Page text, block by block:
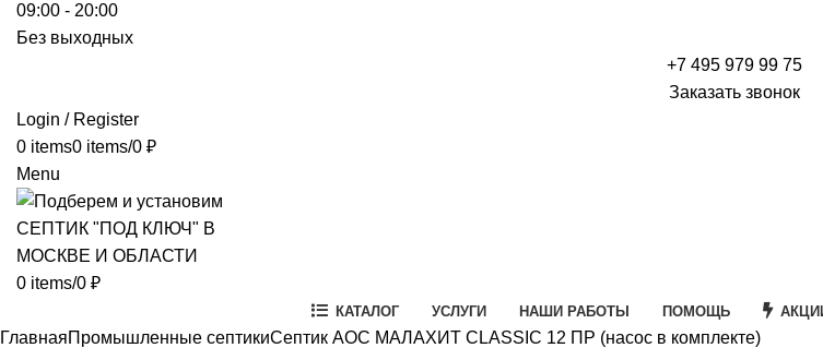
09:00 - 20:00
Без выходных
+7 495 979 99 75
Заказать звонок
Login / Register
0 items0 items/0 ₽
Menu
0 items/0 ₽
КАТАЛОГ УСЛУГИ НАШИ РАБОТЫ ПОМОЩЬ
ГлавнаяПромышленные септикиСептик АОС МАЛАХИТ CLASSIC 12 ПР (насос в комплекте)